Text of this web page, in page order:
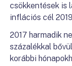
csökkentések is
inflációs cél
2017 harmadik
százalékkal
korábbi